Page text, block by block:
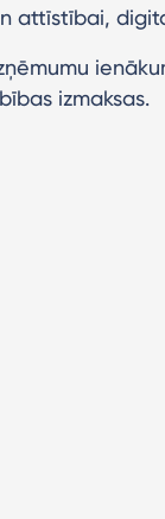
attīstībai,
izmaksas.